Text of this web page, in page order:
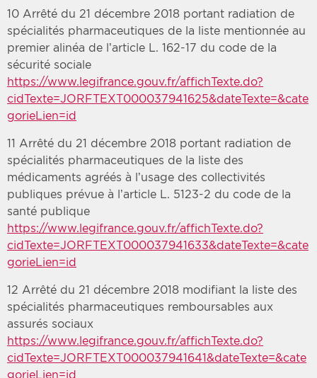
10 Arrêté du 21 décembre 2018 portant radiation de
spécialités pharmaceutiques de la liste mentionnée au
premier alinéa de l’article L. 162-17 du code de la
sécurité sociale
https://www.legifrance.gouv.fr/affichTexte.do?
cidTexte=JORFTEXT000037941625&dateTexte=&cate
gorieLien=id
11 Arrêté du 21 décembre 2018 portant radiation de
spécialités pharmaceutiques de la liste des
médicaments agréés à l’usage des collectivités
publiques prévue à l’article L. 5123-2 du code de la
santé publique
https://www.legifrance.gouv.fr/affichTexte.do?
cidTexte=JORFTEXT000037941633&dateTexte=&cate
gorieLien=id
12 Arrêté du 21 décembre 2018 modifiant la liste des
spécialités pharmaceutiques remboursables aux
assurés sociaux
https://www.legifrance.gouv.fr/affichTexte.do?
cidTexte=JORFTEXT000037941641&dateTexte=&cate
gorieLien=id